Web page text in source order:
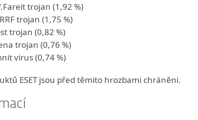
trojan (1,92 %)
trojan (1,75 %)
trojan (0,82 %)
trojan (0,76 %)
virus (0,74 %)
ESET jsou před těmito hrozbami chráněni.